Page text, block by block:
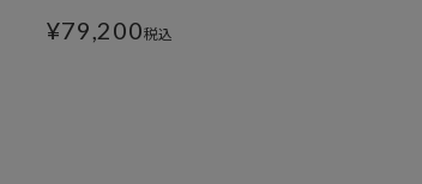
¥79,200税込